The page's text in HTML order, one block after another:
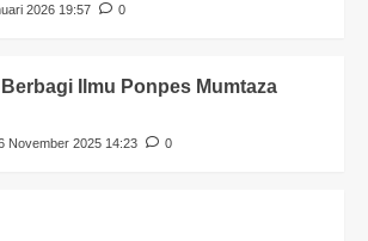
2026 19:57
0
Ilmu Ponpes Mumtaza
November 2025 14:23 0